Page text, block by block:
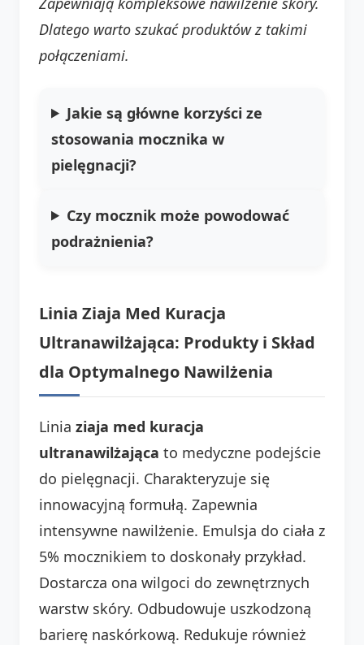
Dlatego warto szukać produktów z takimi
połączeniami.
Jakie są główne korzyści ze
stosowania mocznika w
pielęgnacji?
Czy mocznik może powodować
podrażnienia?
Linia Ziaja Med Kuracja
Ultranawilżająca: Produkty i Skład
dla Optymalnego Nawilżenia
Linia ziaja med kuracja
ultranawilżająca to medyczne podejście
do pielęgnacji. Charakteryzuje się
innowacyjną formułą. Zapewnia
intensywne nawilżenie. Emulsja do ciała z
5% mocznikiem to doskonały przykład.
Dostarcza ona wilgoci do zewnętrznych
warstw skóry. Odbudowuje uszkodzoną
barierę naskórkową. Redukuje również